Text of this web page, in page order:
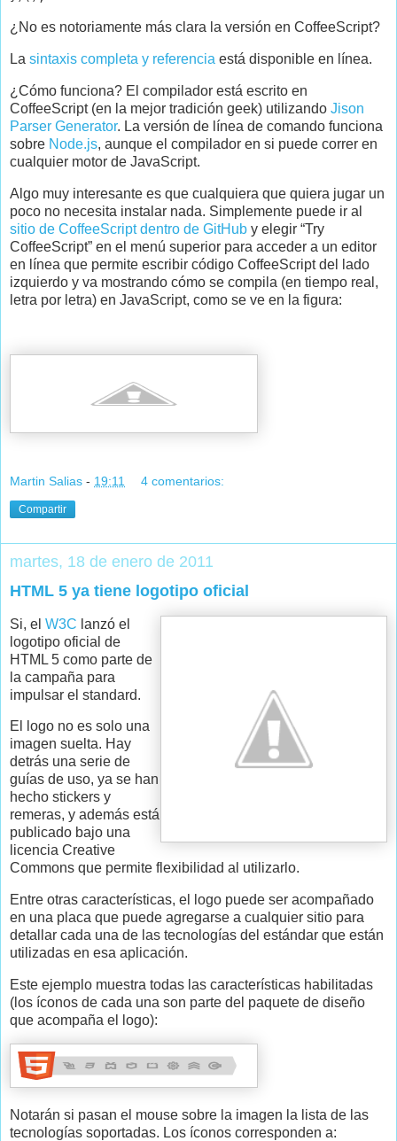
¿No es notoriamente más clara la versión en CoffeeScript?
La sintaxis completa y referencia está disponible en línea.
¿Cómo funciona? El compilador está escrito en
CoffeeScript (en la mejor tradición geek) utilizando Jison
Parser Generator. La versión de línea de comando funciona
sobre Node.js, aunque el compilador en si puede correr en
cualquier motor de JavaScript.
Algo muy interesante es que cualquiera que quiera jugar un
poco no necesita instalar nada. Simplemente puede ir al
sitio de CoffeeScript dentro de GitHub y elegir “Try
CoffeeScript” en el menú superior para acceder a un editor
en línea que permite escribir código CoffeeScript del lado
izquierdo y va mostrando cómo se compila (en tiempo real,
letra por letra) en JavaScript, como se ve en la figura:
Martin Salias - 19:11 4 comentarios:
Compartir
martes, 18 de enero de 2011
HTML 5 ya tiene logotipo oficial
Si, el W3C lanzó el
logotipo oficial de
HTML 5 como parte de
la campaña para
impulsar el standard.
El logo no es solo una
imagen suelta. Hay
detrás una serie de
guías de uso, ya se han
hecho stickers y
remeras, y además está
publicado bajo una
licencia Creative
Commons que permite flexibilidad al utilizarlo.
Entre otras características, el logo puede ser acompañado
en una placa que puede agregarse a cualquier sitio para
detallar cada una de las tecnologías del estándar que están
utilizadas en esa aplicación.
Este ejemplo muestra todas las características habilitadas
(los íconos de cada una son parte del paquete de diseño
que acompaña el logo):
Notarán si pasan el mouse sobre la imagen la lista de las
tecnologías soportadas. Los íconos corresponden a: